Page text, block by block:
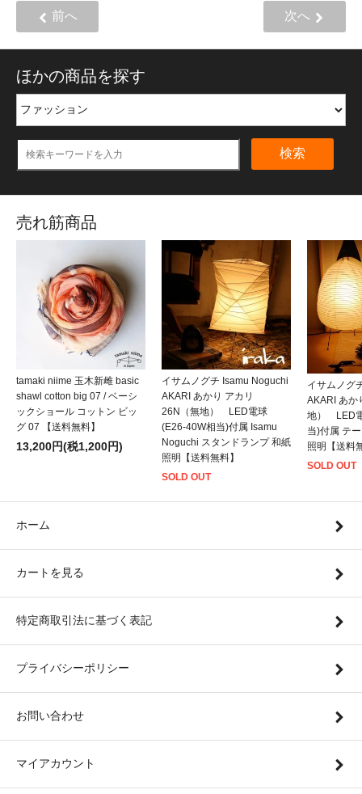
前へ 次へ
ほかの商品を探す
検索
売れ筋商品
tamaki niime 玉木新雌 basic
shawl cotton big 07 / ベーシ
ックショール コットン ビッ
グ 07 【送料無料】
13,200円(税1,200円)
イサムノグチ Isamu Noguchi
AKARI あかり アカリ
26N（無地） LED電球
(E26-40W相当)付属 Isamu
Noguchi スタンドランプ 和紙
照明【送料無料】
SOLD OUT
イサムノグ
AKARI あか
地） LED
当)付属 テ
照明【送料
SOLD OUT
ホーム
カートを見る
特定商取引法に基づく表記
プライバシーポリシー
お問い合わせ
マイアカウント